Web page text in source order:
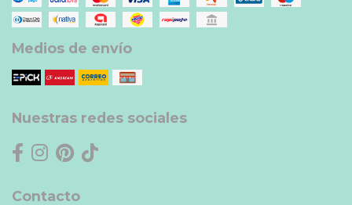
Medios de envío
Nuestras redes sociales
Contacto